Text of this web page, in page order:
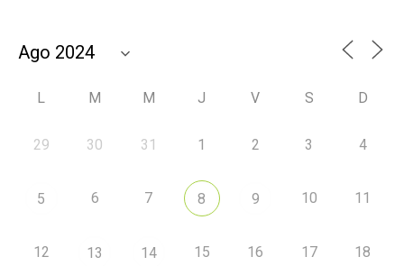
L M M J V S D
29 30 31 1 2 3 4
5 6 7 8 9 10 11
12 13 14 15 16 17 18